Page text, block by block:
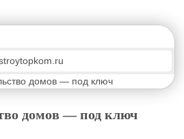
домов — под ключ